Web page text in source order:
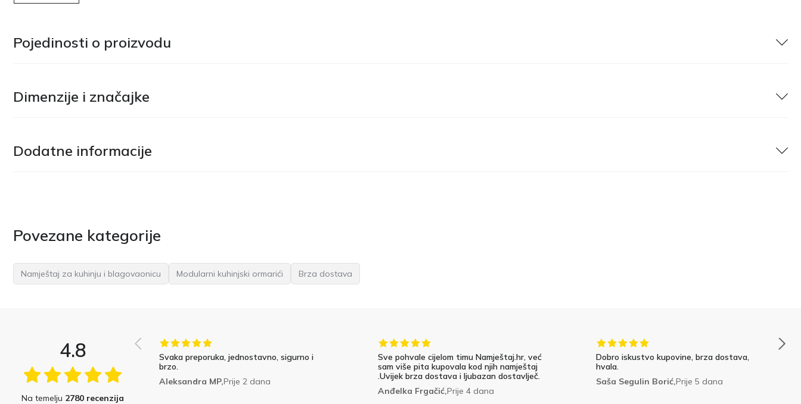
Pojedinosti o proizvodu
Dimenzije i značajke
Dodatne informacije
Povezane kategorije
Namještaj za kuhinju i blagovaonicu Modularni kuhinjski ormarići Brza dostava
4.8
Na temelju 2780 recenzija
Svaka preporuka, jednostavno, sigurno i
brzo.
Aleksandra MP,Prije 2 dana
Sve pohvale cijelom timu Namještaj.hr, već
sam više pita kupovala kod njih namještaj
.Uvijek brza dostava i ljubazan dostavlječ.
Anđelka Frgačić,Prije 4 dana
Dobro iskustvo kupovine, brza dostava,
hvala.
Saša Segulin Borić,Prije 5 dana